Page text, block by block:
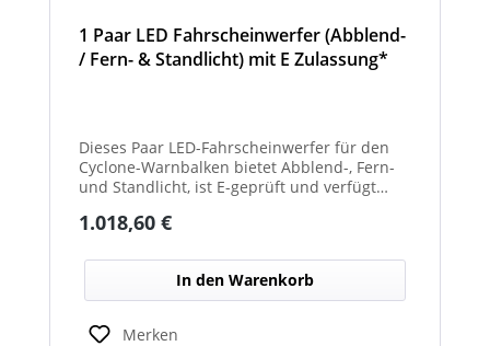
1 Paar LED Fahrscheinwerfer (Abblend-
/ Fern- & Standlicht) mit E Zulassung*
Dieses Paar LED-Fahrscheinwerfer für den
Cyclone-Warnbalken bietet Abblend-, Fern-
und Standlicht, ist E-geprüft und verfügt
Einsatz im Winterdienst.
Regulärer Preis:
1.018,60 €
In den Warenkorb
Merken